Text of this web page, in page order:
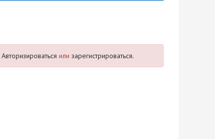
Авторизироваться или зарегистрироваться.